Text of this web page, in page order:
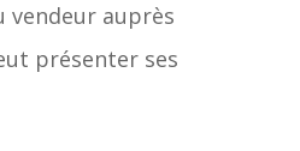
vendeur auprès
présenter ses